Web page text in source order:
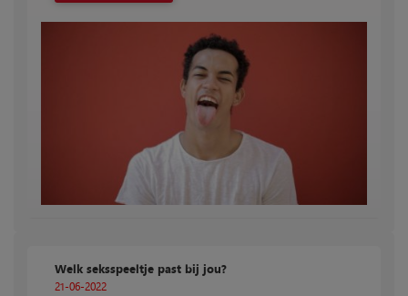
Welk seksspeeltje past bij jou?
21-06-2022